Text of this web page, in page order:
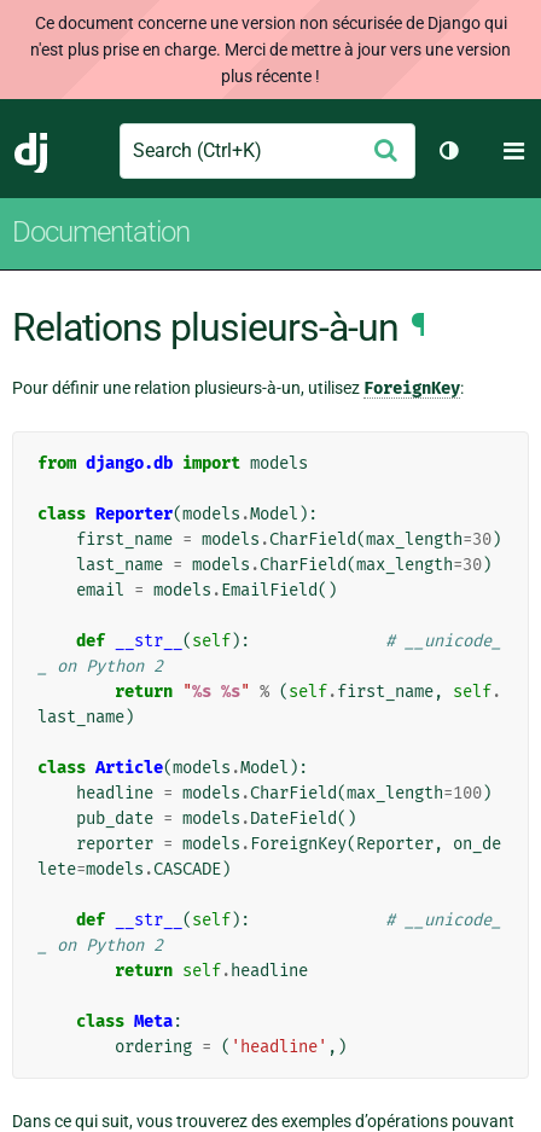
Ce document concerne une version non sécurisée de Django qui
n'est plus prise en charge. Merci de mettre à jour vers une version
plus récente !
Django
Search Envoyer
Changer
Documentation
Relations plusieurs-à-un ¶
Pour définir une relation plusieurs-à-un, utilisez ForeignKey:
from django.db import models
class Reporter(models .Model ):
first_name = models .CharField(max_length=30)
last_name = models .CharField(max_length=30)
email = models .EmailField()
def __str__ (self):
# __unicode_
_ on Python 2
return "%s %s" % (self.first_name, self.
last_name)
class Article(models .Model ):
headline = models .CharField(max_length=100)
pub_date = models .DateField()
reporter = models . ForeignKey(Reporter,
on_de
lete=models .CASCADE)
def __str__ (self):
# __unicode_
_ on Python 2
return self. headline
class Meta:
ordering = ( 'headline' ,)
Dans ce qui suit, vous trouverez des exemples d’opérations pouvant